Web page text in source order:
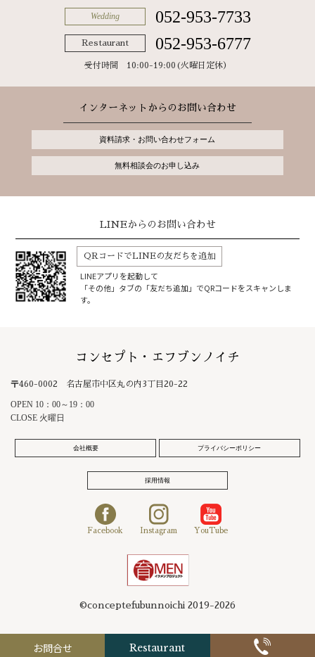
お問合せ Restaurant
Wedding 052-953-7733
Restaurant 052-953-6777
受付時間 10:00-19:00(火曜日定休）
インターネットからのお問い合わせ
資料請求・お問い合わせフォーム
無料相談会のお申し込み
LINEからのお問い合わせ
QRコードでLINEの友だちを追加
LINEアプリを起動して
「その他」タブの「友だち追加」でQRコードをスキャンしま
す。
コンセプト・エフブンノイチ
〒460-0002 名古屋市中区丸の内3丁目20-22
OPEN 10：00～19：00
CLOSE 火曜日
会社概要 プライバシーポリシー
採用情報
Facebook Instagram YouTube
©conceptefubunnoichi 2019-2026